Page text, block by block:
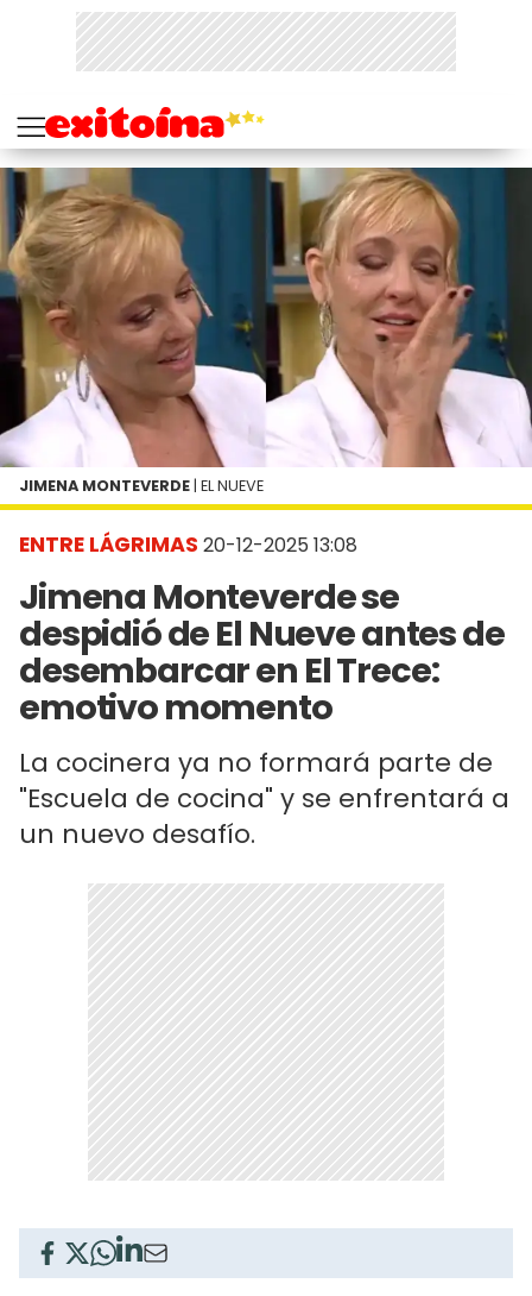
ENTRE LÁGRIMAS 20-12-2025 13:08
Jimena Monteverde se
despidió de El Nueve antes de
desembarcar en El Trece:
emotivo momento
La cocinera ya no formará parte de
"Escuela de cocina" y se enfrentará a
un nuevo desafío.
JIMENA MONTEVERDE | EL NUEVE